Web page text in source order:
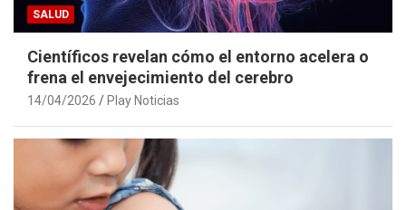
SALUD
Científicos revelan cómo el entorno acelera o
frena el envejecimiento del cerebro
14/04/2026 Play Noticias